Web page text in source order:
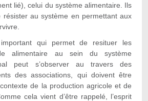
lié), celui du système alimentaire. Ils
résister au système en permettant aux
important qui permet de resituer les
alimentaire au sein du système
peut s’observer au travers des
des associations, qui doivent être
de la production agricole et de
cela vient d’être rappelé, l’esprit